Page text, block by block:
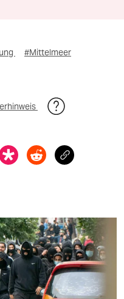
#Mittelmeer